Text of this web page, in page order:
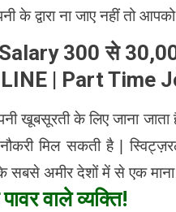
द्वारा ना जाए नहीं तो
300 से
| Part Time
खूबसूरती के लिए जाना
मिल सकती है |
अमीर देशों में से एक माना
वाले व्यक्ति!